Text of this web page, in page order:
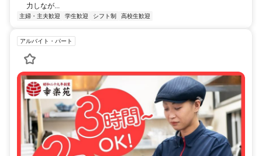
力しなが...
主婦・主夫歓迎 学生歓迎 シフト制 高校生歓迎
アルバイト・パート